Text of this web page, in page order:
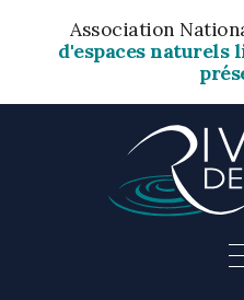
Association
d'espaces